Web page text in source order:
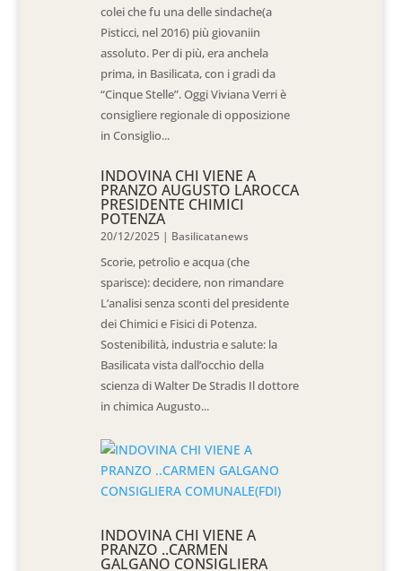
colei che fu una delle sindache(a
Pisticci, nel 2016) più giovaniin
assoluto. Per di più, era anchela
prima, in Basilicata, con i gradi da
“Cinque Stelle”. Oggi Viviana Verri è
consigliere regionale di opposizione
in Consiglio...
INDOVINA CHI VIENE A
PRANZO AUGUSTO LAROCCA
PRESIDENTE CHIMICI
POTENZA
20/12/2025 | Basilicatanews
Scorie, petrolio e acqua (che
sparisce): decidere, non rimandare
L’analisi senza sconti del presidente
dei Chimici e Fisici di Potenza.
Sostenibilità, industria e salute: la
Basilicata vista dall’occhio della
scienza di Walter De Stradis Il dottore
in chimica Augusto...
INDOVINA CHI VIENE A
PRANZO ..CARMEN
GALGANO CONSIGLIERA